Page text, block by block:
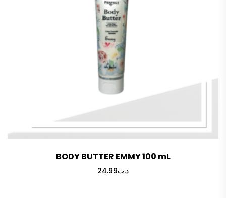
BODY BUTTER EMMY 100 mL
د.ت24.99